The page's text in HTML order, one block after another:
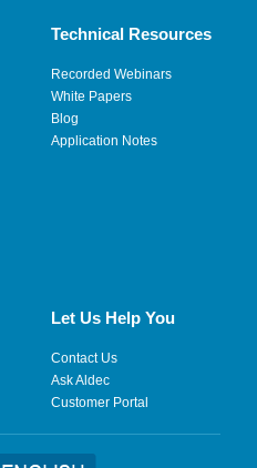
Technical Resources
Recorded Webinars
White Papers
Blog
Application Notes
Let Us Help You
Contact Us
Ask Aldec
Customer Portal